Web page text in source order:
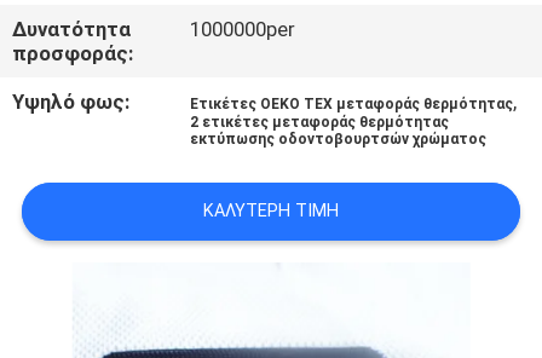
ΖΗΤΉΣΤΕ
ΈΝΑ
ΑΠΌΣΠΑΣΜΑ
SITEMAP
POLICY
Δυνατότητα
προσφοράς:
1000000per
Υψηλό φως: Ετικέτες OEKO TEX μεταφοράς θερμότητας,
2 ετικέτες μεταφοράς θερμότητας
εκτύπωσης οδοντοβουρτσών χρώματος
ΚΑΛΎΤΕΡΗ ΤΙΜΉ